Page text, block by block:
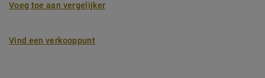
Voeg toe aan vergelijker
Vind een verkooppunt